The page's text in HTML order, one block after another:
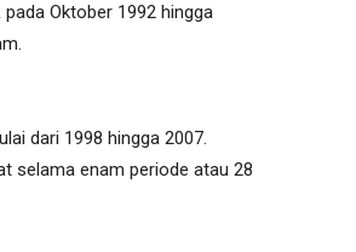
Oktober 1992 hingga
dari 1998 hingga 2007.
selama enam periode atau 28